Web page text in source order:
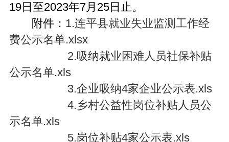
19日至2023年7月25日止。
附件： 1.连平县就业失业监测工作经
费公示名单.xlsx
2.吸纳就业困难人员社保补贴
公示名单.xls
3.企业吸纳4家企业公示表.xls
4.乡村公益性岗位补贴人员公
示名单.xls
5.岗位补贴4家公示表.xls